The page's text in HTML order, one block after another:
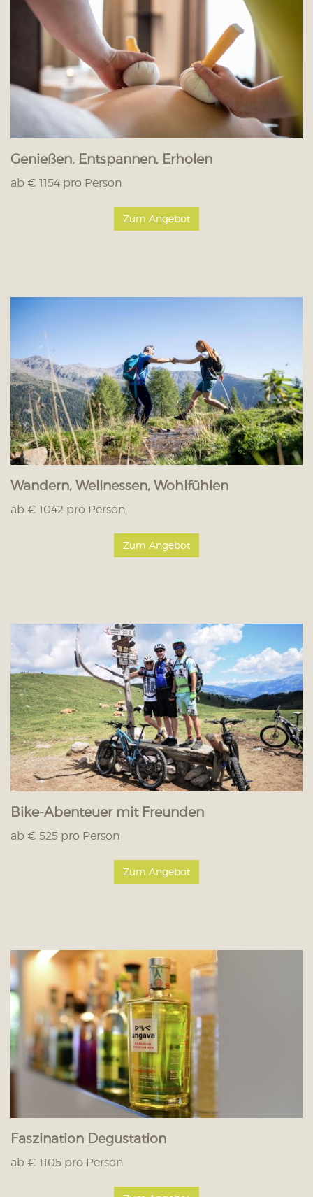
Genießen, Entspannen, Erholen
ab € 1154 pro Person
Zum Angebot
Wandern, Wellnessen, Wohlfühlen
ab € 1042 pro Person
Zum Angebot
Bike-Abenteuer mit Freunden
ab € 525 pro Person
Zum Angebot
Faszination Degustation
ab € 1105 pro Person